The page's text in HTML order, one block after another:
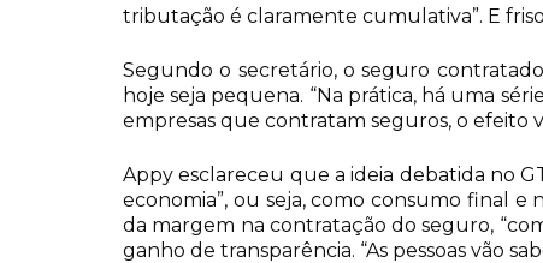
tributação é claramente cumulativa”. E
Segundo o secretário, o seguro
hoje seja pequena. “Na prática, há uma
empresas que contratam seguros, o efeito
Appy esclareceu que a ideia debatida no
economia”, ou seja, como consumo final e
da margem na contratação do seguro,
ganho de transparência. “As pessoas vão